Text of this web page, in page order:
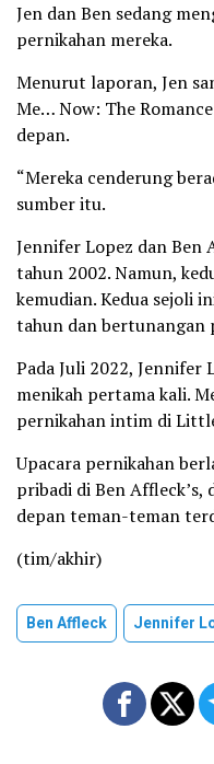
Jen dan Ben sedang
pernikahan mereka.
Menurut laporan, Jen
Me… Now: The
depan.
“Mereka cenderung
sumber itu.
Jennifer Lopez dan Ben
tahun 2002. Namun,
kemudian. Kedua sejoli
tahun dan bertunangan
Pada Juli 2022, Jennifer
menikah pertama kali.
pernikahan intim di
Upacara pernikahan
pribadi di Ben Affleck’s,
depan teman-teman
(tim/akhir)
Ben Affleck Jennifer